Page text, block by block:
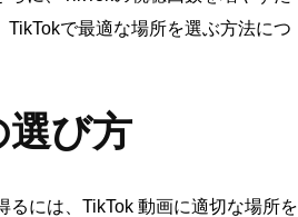
で最適な場所を選ぶ方法につ
び方
には、TikTok 動画に適切な場所を